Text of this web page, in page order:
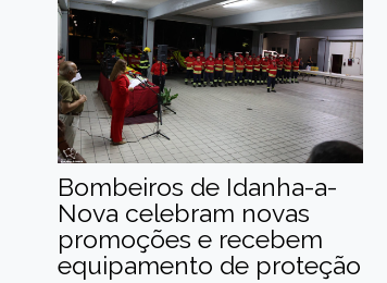
Bombeiros de Idanha-a-
Nova celebram novas
promoções e recebem
equipamento de proteção